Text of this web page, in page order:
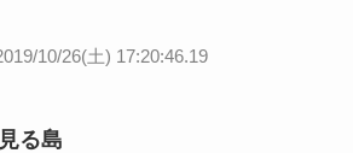
10/26(土) 17:20:46.19
る島